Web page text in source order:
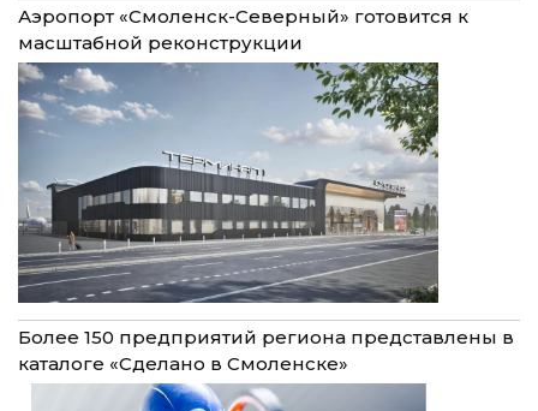
Аэропорт «Смоленск-Северный» готовится к
масштабной реконструкции
Более 150 предприятий региона представлены в
каталоге «Сделано в Смоленске»